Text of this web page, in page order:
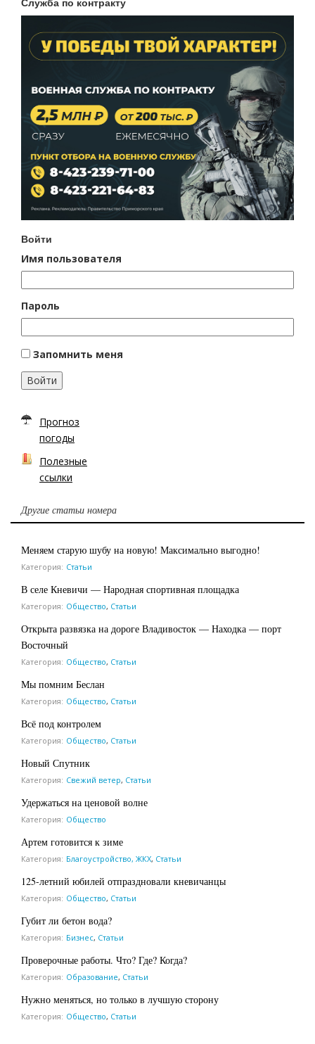
Служба по контракту
Войти
Имя пользователя
Пароль
Запомнить меня
Войти
Прогноз
погоды
Полезные
ссылки
Другие статьи номера
Меняем старую шубу на новую! Максимально выгодно!
Категория: Статьи
В селе Кневичи — Народная спортивная площадка
Категория: Общество, Статьи
Открыта развязка на дороге Владивосток — Находка — порт
Восточный
Категория: Общество, Статьи
Мы помним Беслан
Категория: Общество, Статьи
Всё под контролем
Категория: Общество, Статьи
Новый Спутник
Категория: Свежий ветер, Статьи
Удержаться на ценовой волне
Категория: Общество
Артем готовится к зиме
Категория: Благоустройство, ЖКХ, Статьи
125-летний юбилей отпраздновали кневичанцы
Категория: Общество, Статьи
Губит ли бетон вода?
Категория: Бизнес, Статьи
Проверочные работы. Что? Где? Когда?
Категория: Образование, Статьи
Нужно меняться, но только в лучшую сторону
Категория: Общество, Статьи